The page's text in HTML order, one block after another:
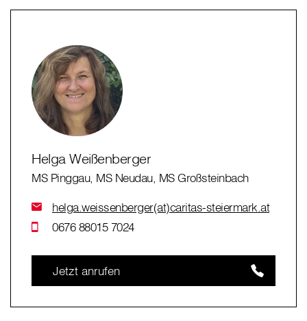
Helga Weißenberger
MS Pinggau, MS Neudau, MS Großsteinbach
helga.weissenberger(at)caritas-steiermark.at
0676 88015 7024
Jetzt anrufen